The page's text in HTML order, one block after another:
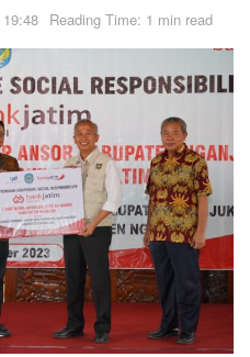
Reading Time: 1 min read